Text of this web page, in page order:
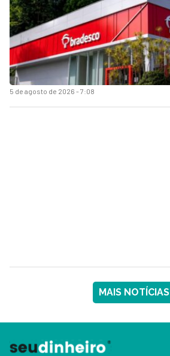
5 de agosto de 2026 - 7:08
MAIS NOTÍCIAS